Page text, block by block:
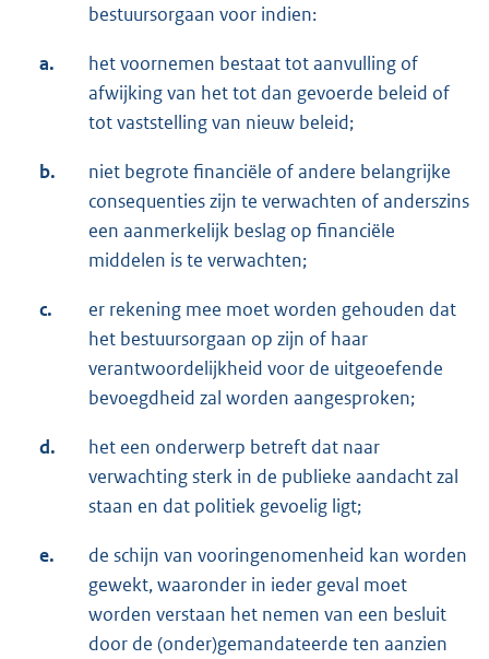
bestuursorgaan voor indien:
a.
het voornemen bestaat tot aanvulling of
afwijking van het tot dan gevoerde beleid of
tot vaststelling van nieuw beleid;
b.
niet begrote financiële of andere belangrijke
consequenties zijn te verwachten of anderszins
een aanmerkelijk beslag op financiële
middelen is te verwachten;
c.
er rekening mee moet worden gehouden dat
het bestuursorgaan op zijn of haar
verantwoordelijkheid voor de uitgeoefende
bevoegdheid zal worden aangesproken;
d.
het een onderwerp betreft dat naar
verwachting sterk in de publieke aandacht zal
staan en dat politiek gevoelig ligt;
e.
de schijn van vooringenomenheid kan worden
gewekt, waaronder in ieder geval moet
worden verstaan het nemen van een besluit
door de (onder)gemandateerde ten aanzien